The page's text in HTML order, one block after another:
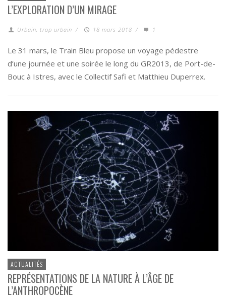
L’EXPLORATION D’UN MIRAGE
Urbain, trop urbain / 18 mars 2018 / 1
Le 31 mars, le Train Bleu propose un voyage pédestre
d’une journée et une soirée le long du GR2013, de Port-de-
Bouc à Istres, avec le Collectif Safi et Matthieu Duperrex.
ACTUALITÉS
REPRÉSENTATIONS DE LA NATURE À L’ÂGE DE
L’ANTHROPOCÈNE